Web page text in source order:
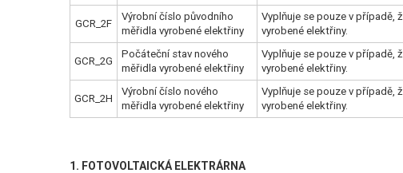
GCR_2F
Výrobní číslo původního
měřidla vyrobené elektřiny
Vyplňuje se pouze v případě,
vyrobené elektřiny.
GCR_2G
Počáteční stav nového
měřidla vyrobené elektřiny
Vyplňuje se pouze v případě,
vyrobené elektřiny.
GCR_2H
Výrobní číslo nového
měřidla vyrobené elektřiny
Vyplňuje se pouze v případě,
vyrobené elektřiny.
1. FOTOVOLTAICKÁ ELEKTRÁRNA